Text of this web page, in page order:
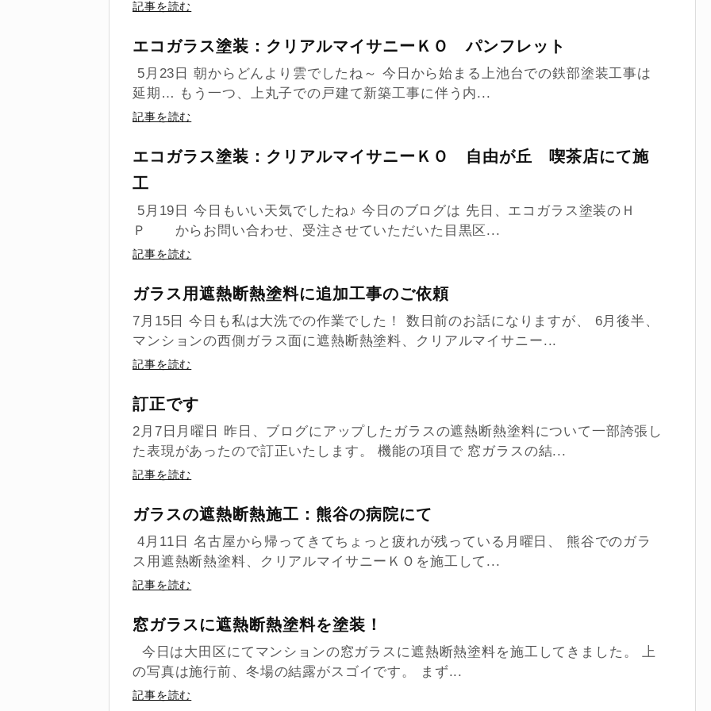
記事を読む
エコガラス塗装：クリアルマイサニーＫＯ パンフレット
5月23日 朝からどんより雲でしたね～ 今日から始まる上池台での鉄部塗装工事は
延期… もう一つ、上丸子での戸建て新築工事に伴う内...
記事を読む
エコガラス塗装：クリアルマイサニーＫＯ 自由が丘 喫茶店にて施
工
5月19日 今日もいい天気でしたね♪ 今日のブログは 先日、エコガラス塗装のＨ
Ｐ からお問い合わせ、受注させていただいた目黒区...
記事を読む
ガラス用遮熱断熱塗料に追加工事のご依頼
7月15日 今日も私は大洗での作業でした！ 数日前のお話になりますが、 6月後半、
マンションの西側ガラス面に遮熱断熱塗料、クリアルマイサニー...
記事を読む
訂正です
2月7日月曜日 昨日、ブログにアップしたガラスの遮熱断熱塗料について一部誇張し
た表現があったので訂正いたします。 機能の項目で 窓ガラスの結...
記事を読む
ガラスの遮熱断熱施工：熊谷の病院にて
4月11日 名古屋から帰ってきてちょっと疲れが残っている月曜日、 熊谷でのガラ
ス用遮熱断熱塗料、クリアルマイサニーＫＯを施工して...
記事を読む
窓ガラスに遮熱断熱塗料を塗装！
今日は大田区にてマンションの窓ガラスに遮熱断熱塗料を施工してきました。 上
の写真は施行前、冬場の結露がスゴイです。 まず...
記事を読む